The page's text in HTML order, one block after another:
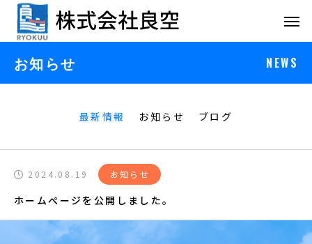
お知らせ NEWS
最新情報 お知らせ ブログ
2024.08.19 お知らせ
ホームぺージを公開しました。